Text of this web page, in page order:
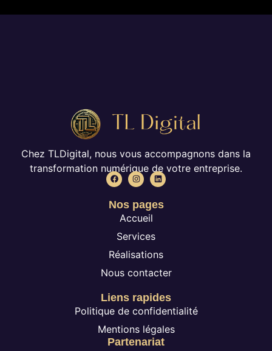
Chez TLDigital, nous vous accompagnons dans la
transformation numérique de votre entreprise.
Nos pages
Accueil
Services
Réalisations
Nous contacter
Liens rapides
Politique de confidentialité
Mentions légales
Partenariat